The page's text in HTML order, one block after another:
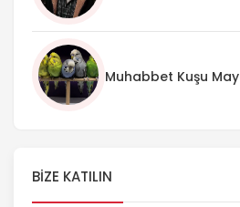
Muhabbet Kuşu
BIZE KATILIN